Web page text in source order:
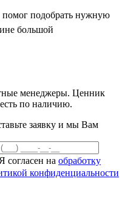
подобрать нужную
большой
менеджеры. Ценник
по наличию.
заявку и мы Вам
Я согласен на обработку
конфиденциальности